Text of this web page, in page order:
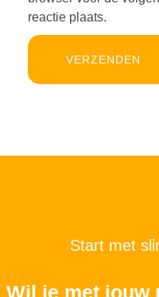
reactie plaats.
Start met
Wil je met jouw